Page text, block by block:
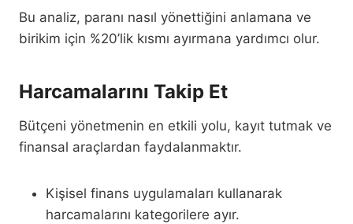
Bu analiz, paranı nasıl yönettiğini anlamana ve
birikim için %20’lik kısmı ayırmana yardımcı olur.
Harcamalarını Takip Et
Bütçeni yönetmenin en etkili yolu, kayıt tutmak ve
finansal araçlardan faydalanmaktır.
Kişisel finans uygulamaları kullanarak
harcamalarını kategorilere ayır.